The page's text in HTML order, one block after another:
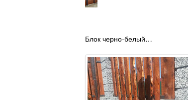
Блок черно-белый…